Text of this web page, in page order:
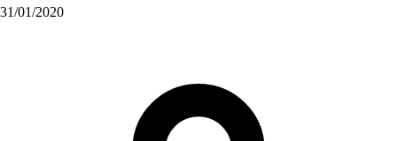
31/01/2020